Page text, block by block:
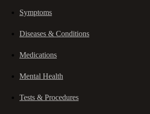
Symptoms
Diseases & Conditions
Medications
Mental Health
Tests & Procedures